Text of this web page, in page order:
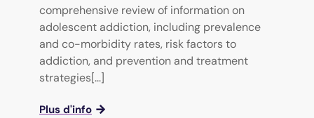
comprehensive review of information on
adolescent addiction, including prevalence
and co-morbidity rates, risk factors to
addiction, and prevention and treatment
strategies[...]
Plus d'info